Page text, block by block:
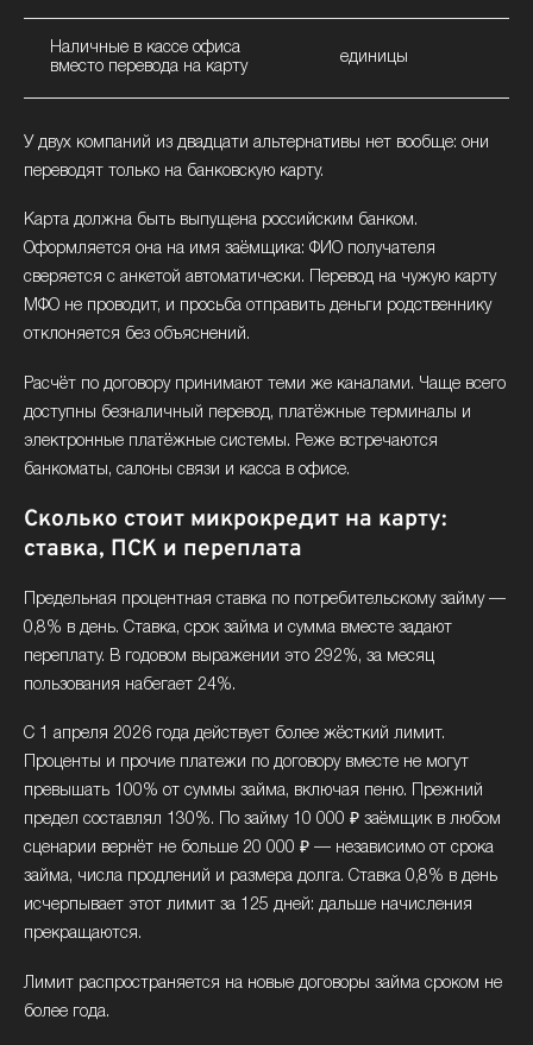
Наличные в кассе офиса
вместо перевода на карту
единицы
У двух компаний из двадцати альтернативы нет вообще: они
переводят только на банковскую карту.
Карта должна быть выпущена российским банком.
Оформляется она на имя заёмщика: ФИО получателя
сверяется с анкетой автоматически. Перевод на чужую карту
МФО не проводит, и просьба отправить деньги родственнику
отклоняется без объяснений.
Расчёт по договору принимают теми же каналами. Чаще всего
доступны безналичный перевод, платёжные терминалы и
электронные платёжные системы. Реже встречаются
банкоматы, салоны связи и касса в офисе.
Сколько стоит микрокредит на карту:
ставка, ПСК и переплата
Предельная процентная ставка по потребительскому займу —
0,8% в день. Ставка, срок займа и сумма вместе задают
переплату. В годовом выражении это 292%, за месяц
пользования набегает 24%.
С 1 апреля 2026 года действует более жёсткий лимит.
Проценты и прочие платежи по договору вместе не могут
превышать 100% от суммы займа, включая пеню. Прежний
предел составлял 130%. По займу 10 000 ₽ заёмщик в любом
сценарии вернёт не больше 20 000 ₽ — независимо от срока
займа, числа продлений и размера долга. Ставка 0,8% в день
исчерпывает этот лимит за 125 дней: дальше начисления
прекращаются.
Лимит распространяется на новые договоры займа сроком не
более года.